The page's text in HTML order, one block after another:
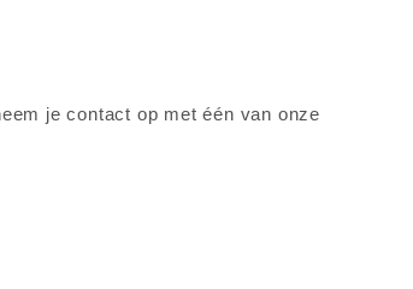
je contact op met één van onze